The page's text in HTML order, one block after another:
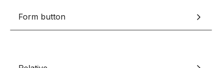
Scripts Webflow
L'histoire de Coriace
Form button